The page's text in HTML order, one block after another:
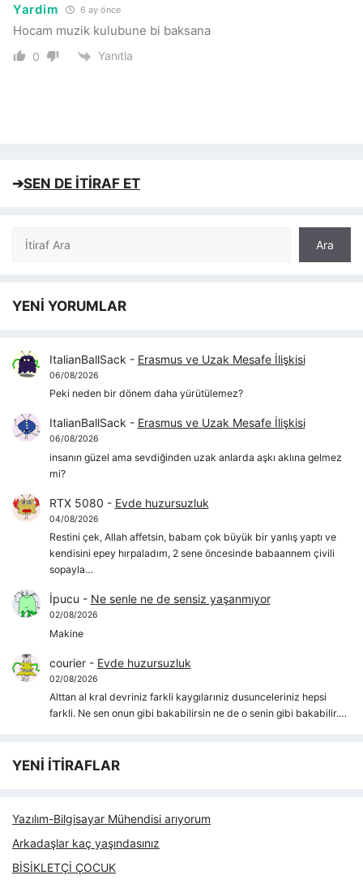
Yardim 6 ay önce
Hocam muzik kulubune bi baksana
0 Yanıtla
➔SEN DE İTİRAF ET
Ara
Ara
YENİ YORUMLAR
ItalianBallSack - Erasmus ve Uzak Mesafe İlişkisi
06/08/2026
Peki neden bir dönem daha yürütülemez?
ItalianBallSack - Erasmus ve Uzak Mesafe İlişkisi
06/08/2026
insanın güzel ama sevdiğinden uzak anlarda aşkı aklına gelmez
mi?
RTX 5080 - Evde huzursuzluk
04/08/2026
Restini çek, Allah affetsin, babam çok büyük bir yanlış yaptı ve
kendisini epey hırpaladım, 2 sene öncesinde babaannem çivili
sopayla…
İpucu - Ne senle ne de sensiz yaşanmıyor
02/08/2026
Makine
courier- Evde huzursuzluk
02/08/2026
Alttan al kral devriniz farkli kaygılarıniz dusunceleriniz hepsi
farkli. Ne sen onun gibi bakabilirsin ne de o senin gibi bakabilir.…
YENİ İTİRAFLAR
Yazılım-Bilgisayar Mühendisi arıyorum
Arkadaşlar kaç yaşındasınız
BİSİKLETÇİ ÇOCUK